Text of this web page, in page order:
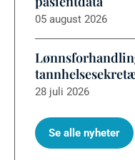
05 august 2026
28 juli 2026
Se alle nyheter